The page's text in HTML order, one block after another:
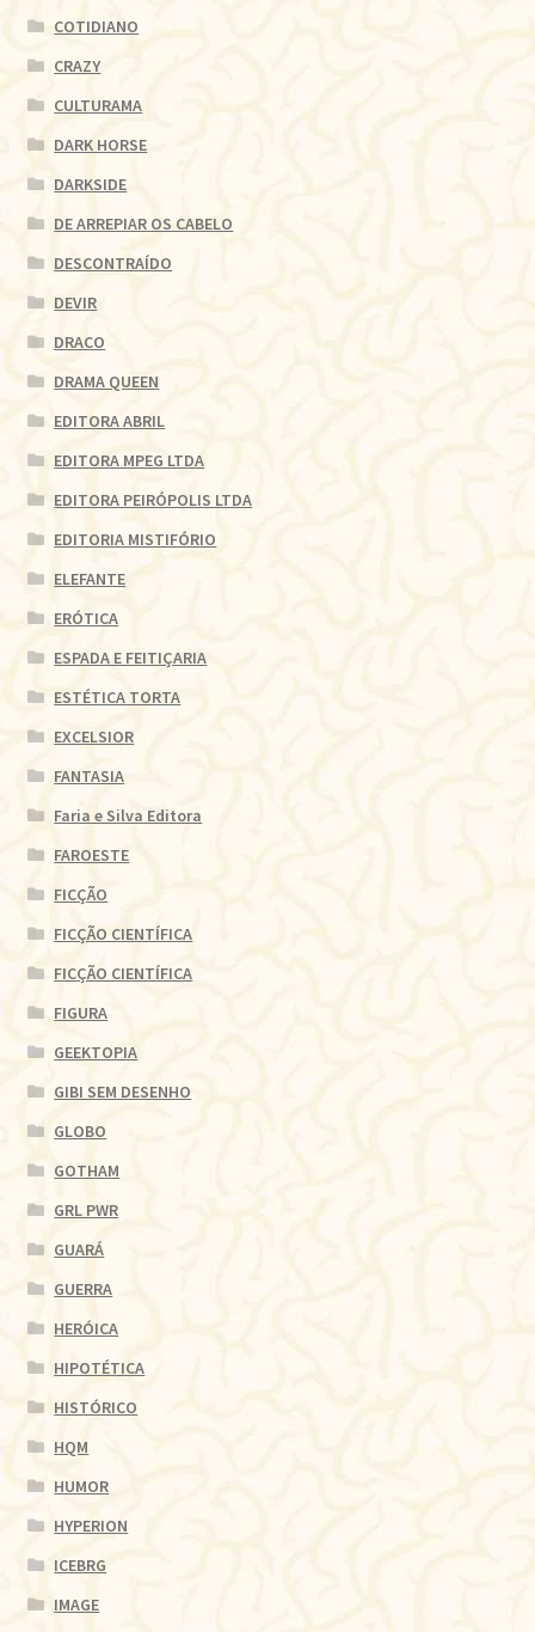
COTIDIANO
CRAZY
CULTURAMA
DARK HORSE
DARKSIDE
DE ARREPIAR OS CABELO
DESCONTRAÍDO
DEVIR
DRACO
DRAMA QUEEN
EDITORA ABRIL
EDITORA MPEG LTDA
EDITORA PEIRÓPOLIS LTDA
EDITORIA MISTIFÓRIO
ELEFANTE
ERÓTICA
ESPADA E FEITIÇARIA
ESTÉTICA TORTA
EXCELSIOR
FANTASIA
Faria e Silva Editora
FAROESTE
FICÇÃO
FICÇÃO CIENTÍFICA
FICÇÃO CIENTÍFICA
FIGURA
GEEKTOPIA
GIBI SEM DESENHO
GLOBO
GOTHAM
GRL PWR
GUARÁ
GUERRA
HERÓICA
HIPOTÉTICA
HISTÓRICO
HQM
HUMOR
HYPERION
ICEBRG
IMAGE